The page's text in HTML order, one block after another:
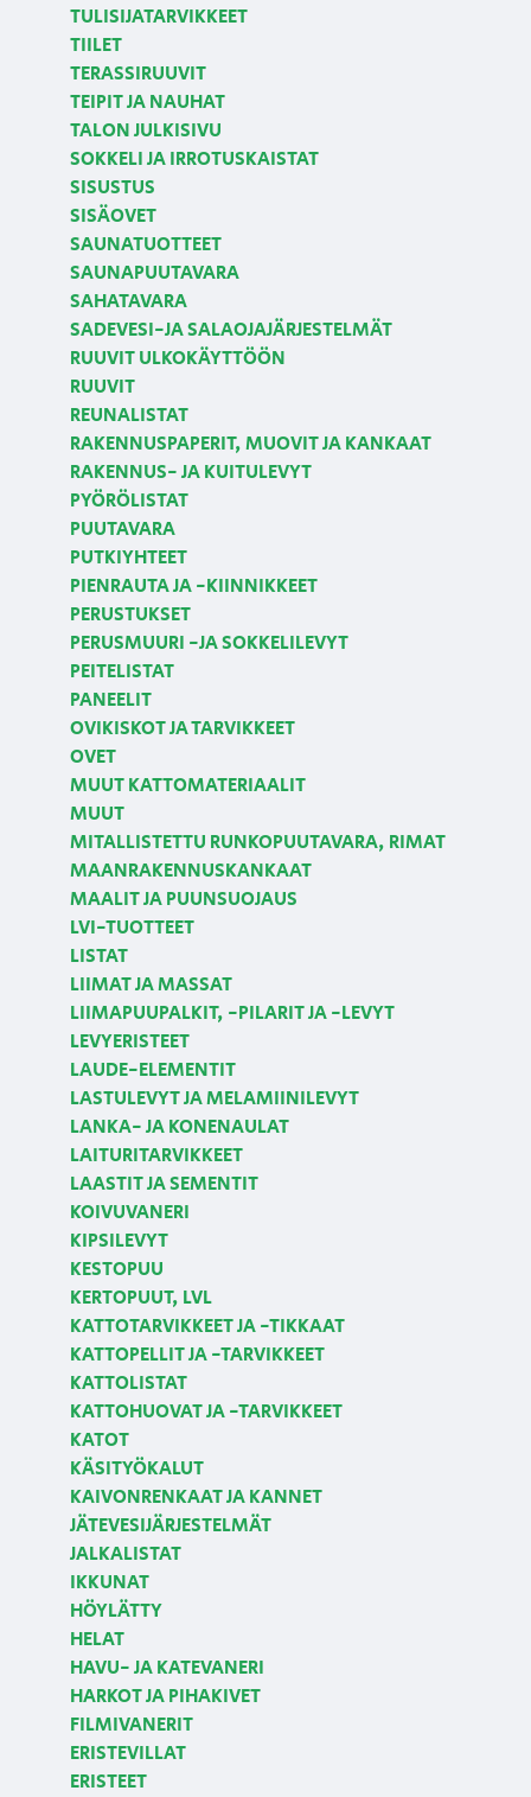
TULISIJATARVIKKEET
TIILET
TERASSIRUUVIT
TEIPIT JA NAUHAT
TALON JULKISIVU
SOKKELI JA IRROTUSKAISTAT
SISUSTUS
SISÄOVET
SAUNATUOTTEET
SAUNAPUUTAVARA
SAHATAVARA
SADEVESI-JA SALAOJAJÄRJESTELMÄT
RUUVIT ULKOKÄYTTÖÖN
RUUVIT
REUNALISTAT
RAKENNUSPAPERIT, MUOVIT JA KANKAAT
RAKENNUS- JA KUITULEVYT
PYÖRÖLISTAT
PUUTAVARA
PUTKIYHTEET
PIENRAUTA JA -KIINNIKKEET
PERUSTUKSET
PERUSMUURI -JA SOKKELILEVYT
PEITELISTAT
PANEELIT
OVIKISKOT JA TARVIKKEET
OVET
MUUT KATTOMATERIAALIT
MUUT
MITALLISTETTU RUNKOPUUTAVARA, RIMAT
MAANRAKENNUSKANKAAT
MAALIT JA PUUNSUOJAUS
LVI-TUOTTEET
LISTAT
LIIMAT JA MASSAT
LIIMAPUUPALKIT, -PILARIT JA -LEVYT
LEVYERISTEET
LAUDE-ELEMENTIT
LASTULEVYT JA MELAMIINILEVYT
LANKA- JA KONENAULAT
LAITURITARVIKKEET
LAASTIT JA SEMENTIT
KOIVUVANERI
KIPSILEVYT
KESTOPUU
KERTOPUUT, LVL
KATTOTARVIKKEET JA -TIKKAAT
KATTOPELLIT JA -TARVIKKEET
KATTOLISTAT
KATTOHUOVAT JA -TARVIKKEET
KATOT
KÄSITYÖKALUT
KAIVONRENKAAT JA KANNET
JÄTEVESIJÄRJESTELMÄT
JALKALISTAT
IKKUNAT
HÖYLÄTTY
HELAT
HAVU- JA KATEVANERI
HARKOT JA PIHAKIVET
FILMIVANERIT
ERISTEVILLAT
ERISTEET